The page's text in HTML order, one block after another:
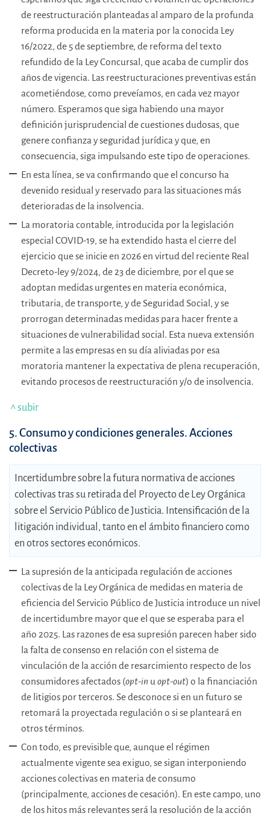
de reestructuración planteadas al amparo de la profunda
reforma producida en la materia por la conocida Ley
16/2022, de 5 de septiembre, de reforma del texto
refundido de la Ley Concursal, que acaba de cumplir dos
años de vigencia. Las reestructuraciones preventivas están
acometiéndose, como preveíamos, en cada vez mayor
número. Esperamos que siga habiendo una mayor
definición jurisprudencial de cuestiones dudosas, que
genere confianza y seguridad jurídica y que, en
consecuencia, siga impulsando este tipo de operaciones.
En esta línea, se va confirmando que el concurso ha
devenido residual y reservado para las situaciones más
deterioradas de la insolvencia.
La moratoria contable, introducida por la legislación
especial COVID-19, se ha extendido hasta el cierre del
ejercicio que se inicie en 2026 en virtud del reciente Real
Decreto-ley 9/2024, de 23 de diciembre, por el que se
adoptan medidas urgentes en materia económica,
tributaria, de transporte, y de Seguridad Social, y se
prorrogan determinadas medidas para hacer frente a
situaciones de vulnerabilidad social. Esta nueva extensión
permite a las empresas en su día aliviadas por esa
moratoria mantener la expectativa de plena recuperación,
evitando procesos de reestructuración y/o de insolvencia.
^ subir
5. Consumo y condiciones generales. Acciones
colectivas
Incertidumbre sobre la futura normativa de acciones
colectivas tras su retirada del Proyecto de Ley Orgánica
sobre el Servicio Público de Justicia. Intensificación de la
litigación individual, tanto en el ámbito financiero como
en otros sectores económicos.
La supresión de la anticipada regulación de acciones
colectivas de la Ley Orgánica de medidas en materia de
eficiencia del Servicio Público de Justicia introduce un nivel
de incertidumbre mayor que el que se esperaba para el
año 2025. Las razones de esa supresión parecen haber sido
la falta de consenso en relación con el sistema de
vinculación de la acción de resarcimiento respecto de los
consumidores afectados (opt-in u opt-out) o la financiación
de litigios por terceros. Se desconoce si en un futuro se
retomará la proyectada regulación o si se planteará en
otros términos.
Con todo, es previsible que, aunque el régimen
actualmente vigente sea exiguo, se sigan interponiendo
acciones colectivas en materia de consumo
(principalmente, acciones de cesación). En este campo, uno
de los hitos más relevantes será la resolución de la acción